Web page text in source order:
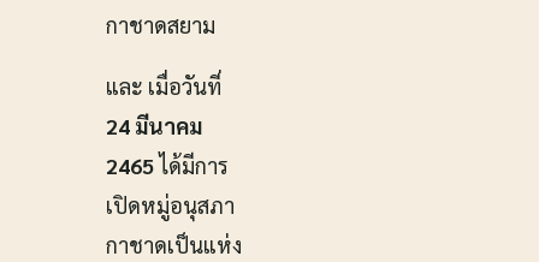
กาชาดสยาม
และ เมื่อวันที่
24 มีนาคม
2465ได้มีการ
เปิดหมู่อนุสภา
กาชาดเป็นแห่ง